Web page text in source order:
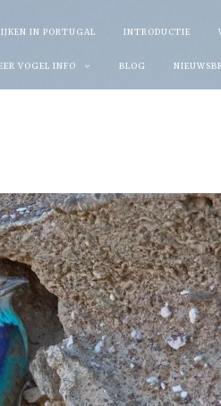
IN PORTUGAL INTRODUCTIE
VOGEL INFO BLOG